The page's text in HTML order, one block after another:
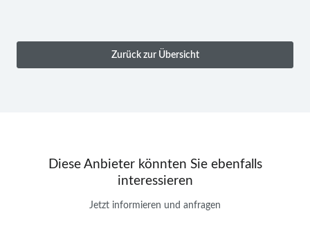
Zurück zur Übersicht
Diese Anbieter könnten Sie ebenfalls
interessieren
Jetzt informieren und anfragen